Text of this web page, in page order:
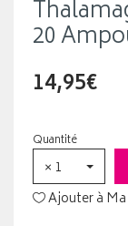
20
14,95€
Quantité
× 1
Ajouter à